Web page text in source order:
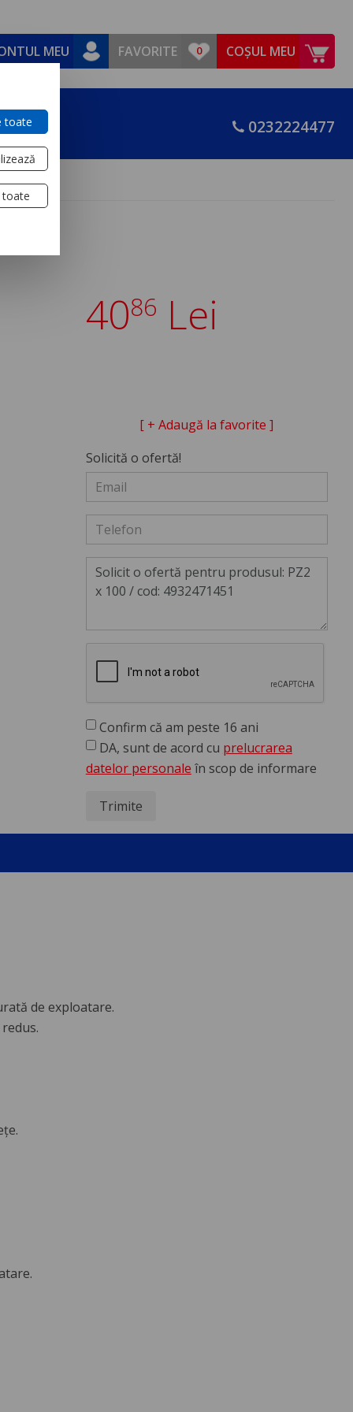
MEU FAVORITE COȘUL MEU
0232224477
4086 Lei
[ + Adaugă la favorite ]
Solicită o ofertă!
Confirm că am peste 16 ani
DA, sunt de acord cu prelucrarea
datelor personale în scop de informare
Trimite
de exploatare.
toate
toate